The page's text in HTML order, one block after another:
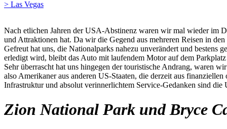
> Las Vegas
Nach etlichen Jahren der USA-Abstinenz waren wir mal wieder im
und Attraktionen hat. Da wir die Gegend aus mehreren Reisen in
Gefreut hat uns, die Nationalparks nahezu unverändert und
erledigt wird, bleibt das Auto mit laufendem Motor auf dem
Sehr überrascht hat uns hingegen der touristische Andrang, waren
also Amerikaner aus anderen US-Staaten, die derzeit aus
Infrastruktur und absolut verinnerlichtem Service-Gedanken sind die
Zion National Park und Bryce